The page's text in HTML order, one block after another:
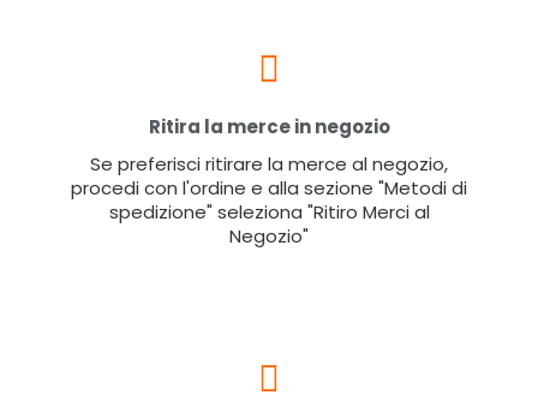
Ritira la merce in negozio
Se preferisci ritirare la merce al negozio,
procedi con l'ordine e alla sezione "Metodi di
spedizione" seleziona "Ritiro Merci al
Negozio"